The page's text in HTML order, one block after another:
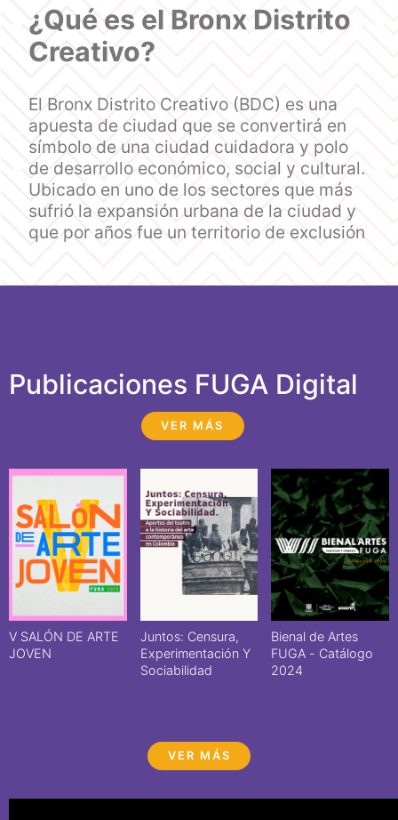
¿Qué es el Bronx Distrito
Creativo?
El Bronx Distrito Creativo (BDC) es una
apuesta de ciudad que se convertirá en
símbolo de una ciudad cuidadora y polo
de desarrollo económico, social y cultural.
Ubicado en uno de los sectores que más
sufrió la expansión urbana de la ciudad y
que por años fue un territorio de exclusión
Publicaciones FUGA
VER MÁS
V SALÓN DE ARTE
JOVEN
Juntos: Censura,
Experimentación Y
Sociabilidad
Bienal de Artes
FUGA - Catálogo
2024
VER MÁS